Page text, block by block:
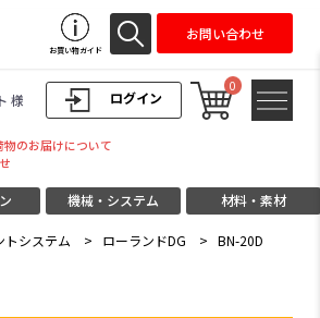
ログイン
様
0
お買い物ガイド
お問い合わせ
物のお届けについて
機械・システム 材料・素材
トシステム > ローランドDG > BN-20D